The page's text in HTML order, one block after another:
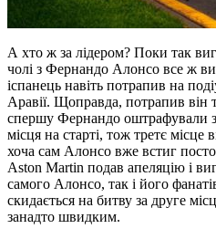
А хто ж за лідером? Поки так
чолі з Фернандо Алонсо все ж
іспанець навіть потрапив на
Аравії. Щоправда, потрапив він
спершу Фернандо оштрафували
місця на старті, тож третє
хоча сам Алонсо вже встиг
Aston Martin подав апеляцію і
самого Алонсо, так і його
скидається на битву за друге
занадто швидким.